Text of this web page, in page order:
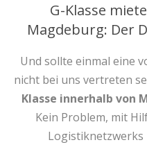
G-Klasse
Magdeburg: Der
Und sollte einmal eine
nicht bei uns vertreten
Klasse innerhalb von
Kein Problem, mit
Logistiknetzwerks